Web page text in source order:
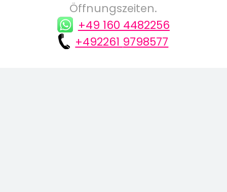
Öffnungszeiten.
+49 160 4482256
+492261 9798577